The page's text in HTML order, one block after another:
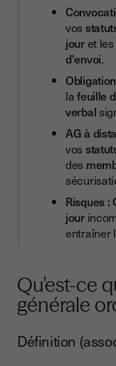
Les documents
Feuille de
Résolutions :
Comment se
Ouverture de
Rôle du
Présentation et
Clôture et
Procès-verbal
conservation
Mentions à
Archivage et
Checklist :
vos
jouret les
d'envoi.
lafeuille
verbal
AG à
vos
des
Risques :
jour
entraîner
Qu'est-ce
générale
Définition